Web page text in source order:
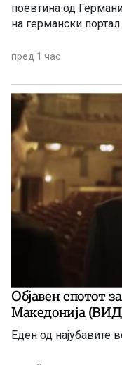
поевтина од
на германски портал
пред 1 час
Објавен спотот
Македонија
Еден од најубавите